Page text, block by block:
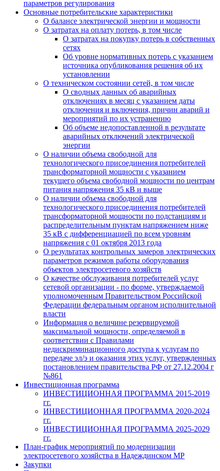
параметров регулирования
Основные потребительские характеристики
О балансе электрической энергии и мощности
О затратах на оплату потерь, в том числе
О затратах на покупку потерь в собственных
сетях
Об уровне нормативных потерь с указанием
источника опубликования решения об их
установлении
О техническом состоянии сетей, в том числе
О сводных данных об аварийных
отключениях в месяц с указанием даты
отключения и включения, причин аварий и
мероприятий по их устранению
Об объеме недопоставленной в результате
аварийных отключений электрической
энергии
О наличии объема свободной для
технологического присоединения потребителей
трансформаторной мощности с указанием
текущего объема свободной мощности по центрам
питания напряжения 35 кВ и выше
О наличии объема свободной для
технологического присоединения потребителей
трансформаторной мощности по подстанциям и
распределительным пунктам напряжением ниже
35 кВ с дифференциацией по всем уровням
напряжения с 01 октября 2013 года
О результатах контрольных замеров электрических
параметров режимов работы оборудования
объектов электросетевого хозяйств
О качестве обслуживания потребителей услуг
сетевой организации - по форме, утверждаемой
уполномоченным Правительством Российской
Федерации федеральным органом исполнительной
власти
Информация о величине резервируемой
максимальной мощности, определяемой в
соответствии с Правилами
недискриминационного доступа к услугам по
передаче эл/э и оказания этих услуг, утвержденных
постановлением правительства РФ от 27.12.2004 г
№861
Инвестиционная программа
ИНВЕСТИЦИОННАЯ ПРОГРАММА 2015-2019
гг.
ИНВЕСТИЦИОННАЯ ПРОГРАММА 2020-2024
гг.
ИНВЕСТИЦИОННАЯ ПРОГРАММА 2025-2029
гг.
План-график мероприятий по модернизации
электросетевого хозяйства в Надеждинском МР
Закупки